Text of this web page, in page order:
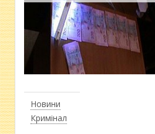
Новини
Кримінал